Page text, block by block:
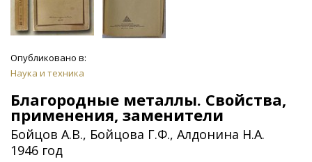
Опубликовано в:
Наука и техника
Благородные металлы. Свойства,
применения, заменители
Бойцов А.В., Бойцова Г.Ф., Алдонина Н.А.
1946 год